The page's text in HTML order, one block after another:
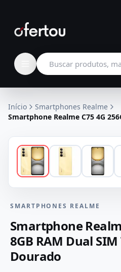
Buscar produtos
Início
Smartphones Realme
Smartphone Realme C75 4G
SMARTPHONES REALME
Smartphone
8GB RAM Dual SIM
Dourado